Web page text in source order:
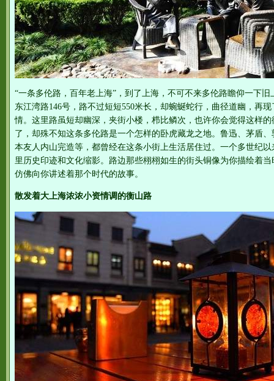
“一条多伦路，百年老上海”，到了上海，不可不来多伦路瞻仰一下
东江湾路146号，路不过短短550米长，却蜿蜒蛇行，曲径道幽，再
情。这里路虽短却幽深，夹街小楼，栉比鳞次，也许你会觉得这样
了，却殊不知这条多伦路是一个怎样的卧虎藏龙之地。鲁迅、茅盾
本友人内山完造等，都曾经在这条小街上生活居住过。一个多世纪
里历史印迹和文化缩影。路边那些栩栩如生的街头铜像为你描绘着
仿佛向你讲述着那个时代的故事。
散发着大上海浓浓小资情调的衡山路